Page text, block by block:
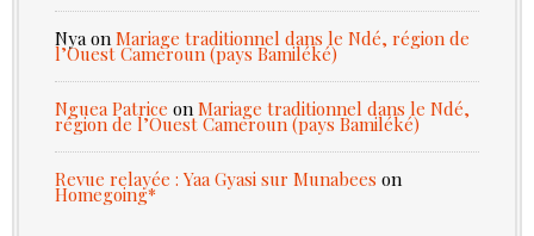
Nya on Mariage traditionnel dans le Ndé, région de
l’Ouest Cameroun (pays Bamiléké)
Nguea Patrice on Mariage traditionnel dans le Ndé,
région de l’Ouest Cameroun (pays Bamiléké)
Revue relayée : Yaa Gyasi sur Munabees on
Homegoing*